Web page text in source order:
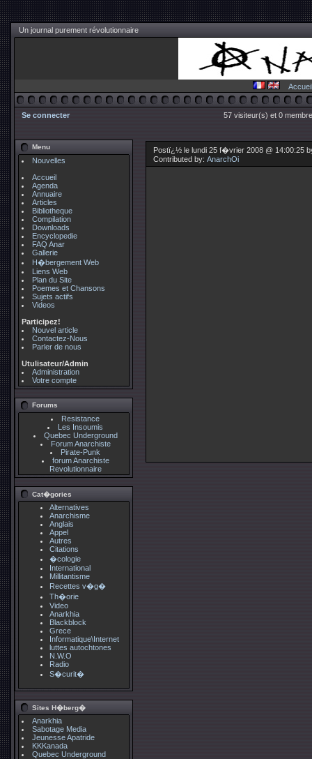
Un journal purement révolutionnaire
Accueil
Se connecter 57 visiteur(s) et 0
Menu
Nouvelles
Accueil
Agenda
Annuaire
Articles
Bibliotheque
Compilation
Downloads
Encyclopedie
FAQ Anar
Gallerie
H�bergement Web
Liens Web
Plan du Site
Poemes et Chansons
Sujets actifs
Videos
Participez!
Nouvel article
Contactez-Nous
Parler de nous
Utulisateur/Admin
Administration
Votre compte
Forums
Resistance
Les Insoumis
Quebec Underground
Forum Anarchiste
Pirate-Punk
forum Anarchiste
Revolutionnaire
Cat�gories
Alternatives
Anarchisme
Anglais
Appel
Autres
Citations
�cologie
International
Millitantisme
Recettes v�g�
Th�orie
Video
Anarkhia
Blackblock
Grece
Informatique\Internet
luttes autochtones
N.W.O
Radio
S�curit�
Sites H�berg�
Anarkhia
Sabotage Media
Jeunesse Apatride
KKKanada
Quebec Underground
Postï¿½ le lundi 25 f�vrier 2008 @ 14:00:25
Contributed by: AnarchOi